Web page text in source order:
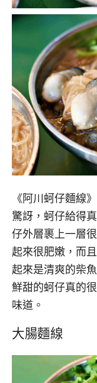
《阿川蚵仔麵線
驚訝，蚵仔給得
仔外層裹上一層
起來很肥嫩，而
起來是清爽的柴
鮮甜的蚵仔真的
味道。
大腸麵線